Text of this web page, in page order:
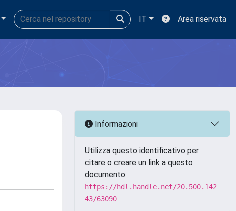
IT Area riservata
Informazioni
Utilizza questo identificativo per
citare o creare un link a questo
documento:
https://hdl.handle.net/20.500.142
43/63090